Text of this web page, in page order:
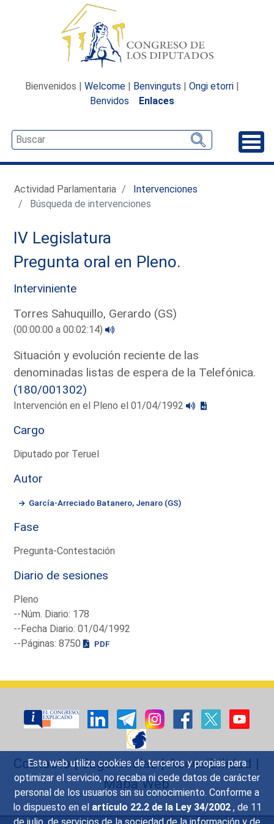
Esta web utiliza cookies de terceros y propias para
optimizar el servicio, no recaba ni cede datos de carácter
personal de los usuarios sin su conocimiento. Conforme a
lo dispuesto en el artículo 22.2 de la Ley 34/2002 , de 11
Bienvenidos | Welcome | Benvinguts | Ongi etorri |
Benvidos
Enlaces
Actividad Parlamentaria
Intervenciones
Búsqueda de intervenciones
IV Legislatura
Pregunta oral en Pleno.
Interviniente
Torres Sahuquillo, Gerardo (GS)
(00:00:00 a 00:02:14)
Situación y evolución reciente de las
denominadas listas de espera de la Telefónica.
(180/001302)
Intervención en el Pleno el 01/04/1992
Cargo
Diputado por Teruel
Autor
García-Arreciado Batanero, Jenaro (GS)
Fase
Pregunta-Contestación
Diario de sesiones
Pleno
--Núm. Diario: 178
--Fecha Diario: 01/04/1992
--Páginas: 8750
PDF
Contacto|Sugerencias|Accesibilidad |
Mapa Web